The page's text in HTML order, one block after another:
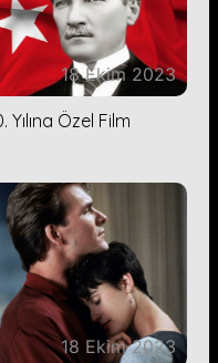
18 Ekim 2023
Özel Film
18 Ekim 2023